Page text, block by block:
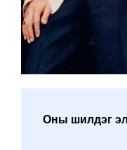
Оны шилдэг